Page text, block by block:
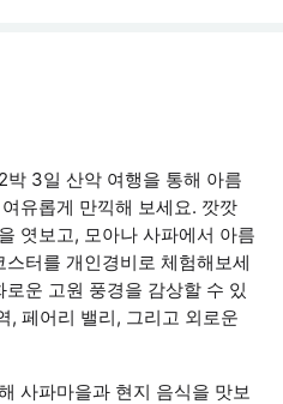
3일 산악 여행을 통해 아름
유롭게 만끽해 보세요. 깟깟
엿보고, 모아나 사파에서 아름
터를 개인경비로 체험해보세
운 고원 풍경을 감상할 수 있
, 페어리 밸리, 그리고 외로운
사파마을과 현지 음식을 맛보